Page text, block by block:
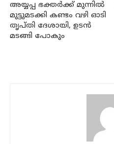
അയ്യപ്പ ഭക്തര്‍ക്ക് മുന്നില്‍
മുട്ടുമടക്കി കണ്ടം വഴി ഓടി
തൃപ്തി ദേശായി, ഉടന്‍
മടങ്ങി പോകും